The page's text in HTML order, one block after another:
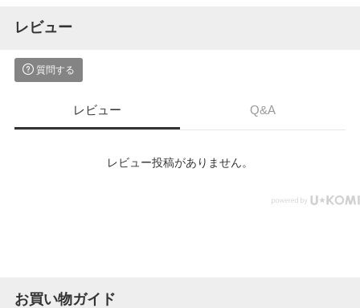
レビュー
質問する
レビュー Q&A
レビュー投稿がありません。
お買い物ガイド